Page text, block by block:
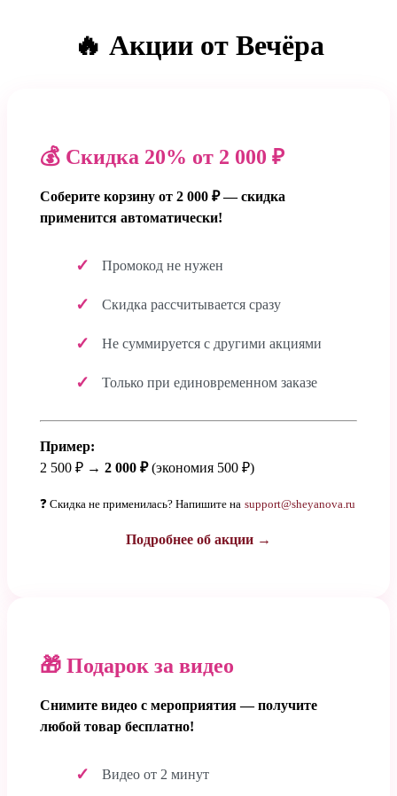
🔥 Акции от Вечёра
💰 Скидка 20% от 2 000 ₽
Соберите корзину от 2 000 ₽ — скидка
применится автоматически!
Промокод не нужен
Скидка рассчитывается сразу
Не суммируется с другими акциями
Только при единовременном заказе
Пример:
2 500 ₽ → 2 000 ₽(экономия 500 ₽)
❓ Скидка не применилась? Напишите на support@sheyanova.ru
Подробнее об акции →
🎁 Подарок за видео
Снимите видео с мероприятия — получите
любой товар бесплатно!
Видео от 2 минут